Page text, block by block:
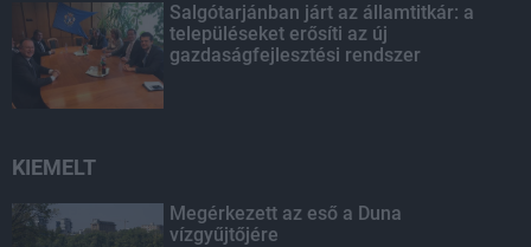
Salgótarjánban járt az államtitkár: a
településeket erősíti az új
gazdaságfejlesztési rendszer
KIEMELT
Megérkezett az eső a Duna
vízgyűjtőjére